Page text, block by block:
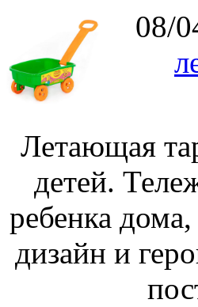
08/
Летающая
детей.
ребенка
дизайн и